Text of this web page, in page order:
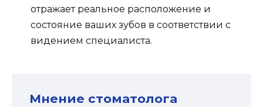
отражает реальное расположение и
состояние ваших зубов в соответствии с
видением специалиста.
Мнение стоматолога